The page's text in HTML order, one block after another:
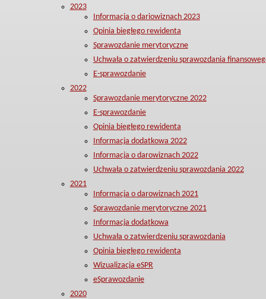
2023
Informacja o dariowiznach 2023
Opinia biegłego rewidenta
Sprawozdanie merytoryczne
Uchwała o zatwierdzeniu sprawozdania
E-sprawozdanie
2022
Sprawozdanie merytoryczne 2022
E-sprawozdanie
Opinia biegłego rewidenta
Informacja dodatkowa 2022
Informacja o darowiznach 2022
Uchwała o zatwierdzeniu sprawozdania 2022
2021
Informacja o darowiznach 2021
Sprawozdanie merytoryczne 2021
Informacja dodatkowa
Uchwała o zatwierdzeniu sprawozdania
Opinia biegłego rewidenta
Wizualizacja eSPR
eSprawozdanie
2020